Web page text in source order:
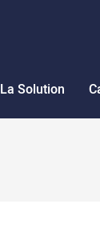
La Solution